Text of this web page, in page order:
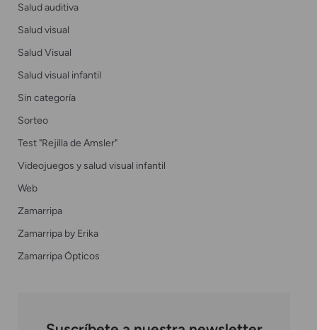
Salud auditiva
Salud visual
Salud Visual
Salud visual infantil
Sin categoría
Sorteo
Test "Rejilla de Amsler"
Videojuegos y salud visual infantil
Web
Zamarripa
Zamarripa by Erika
Zamarripa Ópticos